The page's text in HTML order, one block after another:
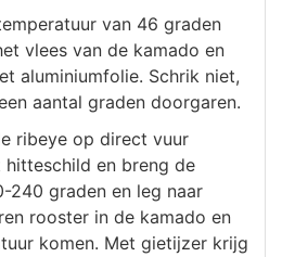
van 46 graden
vlees van de kamado en
aluminiumfolie. Schrik niet,
aantal graden doorgaren.
ribeye op direct vuur
en breng de
240 graden en leg naar
rooster in de kamado en
komen. Met gietijzer krijg